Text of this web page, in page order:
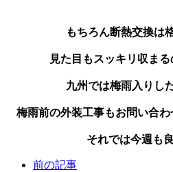
もちろん断熱交換は
見た目もスッキリ収まる
九州では梅雨入りし
梅雨前の外装工事もお問い合わ
それでは今週も
前の記事